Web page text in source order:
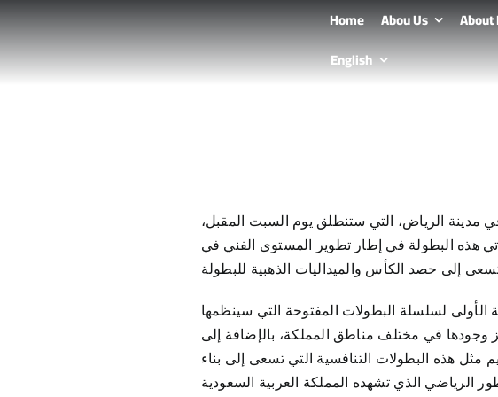
Home Abou Us
English
الصالة الرياضية لنادي الشباب السعودي بطولة المنطقة الوسطى 2025 في مدينة الرياض، التي ستنطلق يوم السبت المقبل،
للهوكي وتأتي هذه البطولة في إطار تطوير المستوى الفني في
لسلسلة البطولات المفتوحة التي سينظمها
لتعزيز وجودها في مختلف مناطق المملكة، بالإضافة إلى
مثل هذه البطولات التنافسية التي تسعى إلى بناء